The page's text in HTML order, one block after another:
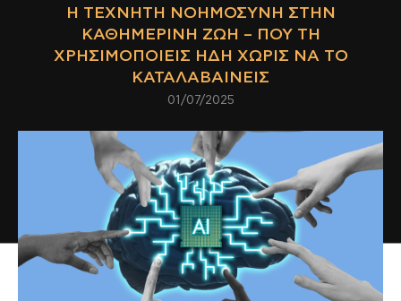
Η ΤΕΧΝΗΤΉ ΝΟΗΜΟΣΎΝΗ ΣΤΗΝ
ΚΑΘΗΜΕΡΙΝΉ ΖΩΉ – ΠΟΎ ΤΗ
ΧΡΗΣΙΜΟΠΟΙΕΊΣ ΉΔΗ ΧΩΡΊΣ ΝΑ ΤΟ
ΚΑΤΑΛΑΒΑΊΝΕΙΣ
01/07/2025